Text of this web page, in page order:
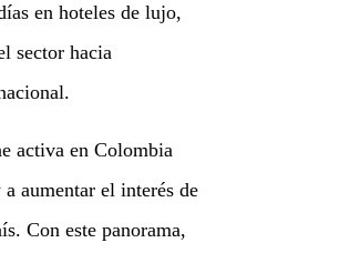
en hoteles de lujo,
sector hacia
activa en Colombia
aumentar el interés de
Con este panorama,